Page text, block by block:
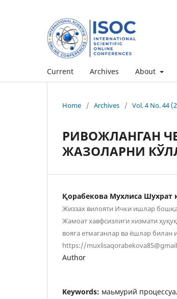
Current Archives About
Home / Archives / Vol. 4 No. 44
РИВОЖЛАНГАН
ЖАЗОЛАРНИ
Қорабекова Мухлиса Шухрат
Жиззах вилояти Ички ишлар
Жамоат хавфсизлиги хизмати
вояга етмаганлар ва ёшлар билан
https://
Author
Keywords: маьмурий